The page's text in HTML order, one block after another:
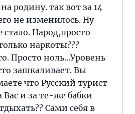
родину. так вот за 14
не изменилось. Ну
Народ,просто
наркоты???
Просто ноль...Уровень
зашкаливает. Вы
что Русский турист
Вас и за те-же бабки
Сами себя в